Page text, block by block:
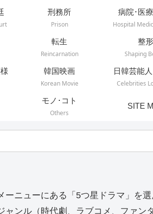
刑務所
Prison
病院･医
Hospital
転生
Reincarnation
整形
Shaping
韓国映画
Korean Movie
日韓芸能
Celebrities
モノ･コト
Others
SITE
ーニューにある「5つ星ドラマ」を
ンル（時代劇、ラブコメ、ファ